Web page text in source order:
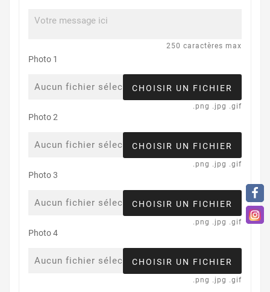
250 caractères max
Photo 1
Aucun fichier sélectionnéCHOISIR UN FICHIER
.png .jpg .gif
Photo 2
Aucun fichier sélectionnéCHOISIR UN FICHIER
.png .jpg .gif
Photo 3
Aucun fichier sélectionnéCHOISIR UN FICHIER
.png .jpg .gif
Photo 4
Aucun fichier sélectionnéCHOISIR UN FICHIER
.png .jpg .gif